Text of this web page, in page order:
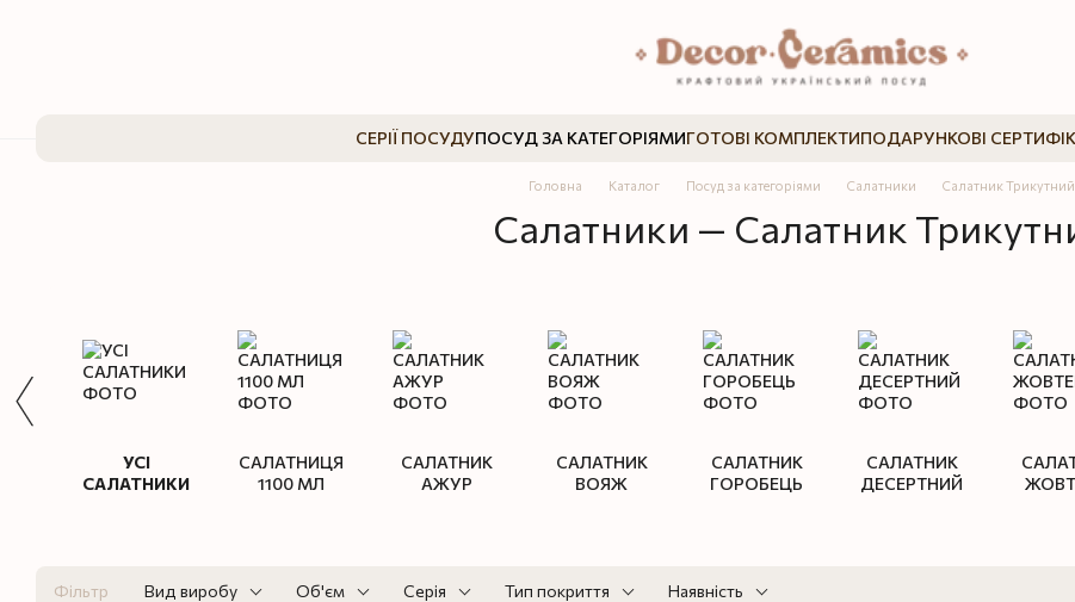
СЕРІЇ ПОСУДУПОСУД ЗА КАТЕГОРІЯМИГОТОВІ КОМПЛЕКТИПОДАРУНКОВІ
Головна Каталог Посуд за категоріями Салатники Салатник Трикутний
Салатники — Салатник
УСІ
САЛАТНИКИ
САЛАТНИЦЯ
1100 МЛ
САЛАТНИК
АЖУР
САЛАТНИК
ВОЯЖ
САЛАТНИК
ГОРОБЕЦЬ
САЛАТНИК
ДЕСЕРТНИЙ
Фільтр Вид виробу Об'єм Серія Тип покриття Наявність